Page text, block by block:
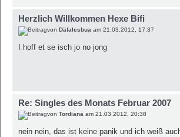
Herzlich Willkommen Hexe Bifi
von Däfalesbua am 21.03.2012, 17:37
I hoff et se isch jo no jong
Re: Singles des Monats Februar 2007
von Tordiana am 21.03.2012, 20:38
nein nein, das ist keine panik und ich weiß